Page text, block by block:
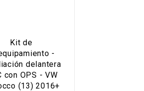
Kit de
-
delantera
con OPS - VW
(13) 2016+